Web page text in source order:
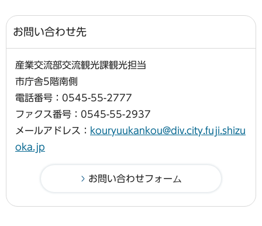
お問い合わせ先
産業交流部交流観光課観光担当
市庁舎5階南側
電話番号：0545-55-2777
ファクス番号：0545-55-2937
メールアドレス： kouryuukankou@div.city.fuji.shizu
oka.jp